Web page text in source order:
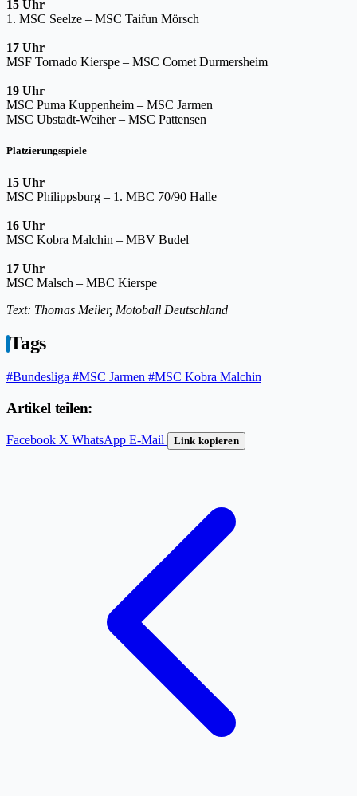
15 Uhr
1. MSC Seelze – MSC Taifun Mörsch
17 Uhr
MSF Tornado Kierspe – MSC Comet Durmersheim
19 Uhr
MSC Puma Kuppenheim – MSC Jarmen
MSC Ubstadt-Weiher – MSC Pattensen
Platzierungsspiele
15 Uhr
MSC Philippsburg – 1. MBC 70/90 Halle
16 Uhr
MSC Kobra Malchin – MBV Budel
17 Uhr
MSC Malsch – MBC Kierspe
Text: Thomas Meiler, Motoball Deutschland
Tags
#Bundesliga #MSC Jarmen #MSC Kobra Malchin
Artikel teilen:
Facebook X WhatsApp E-Mail Link kopieren